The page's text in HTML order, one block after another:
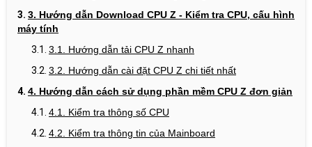
3. Hướng dẫn Download CPU Z - Kiểm tra CPU, cấu hình
máy tính
3.1. Hướng dẫn tải CPU Z nhanh
3.2. Hướng dẫn cài đặt CPU Z chi tiết nhất
4. Hướng dẫn cách sử dụng phần mềm CPU Z đơn giản
4.1. Kiểm tra thông số CPU
4.2. Kiểm tra thông tin của Mainboard